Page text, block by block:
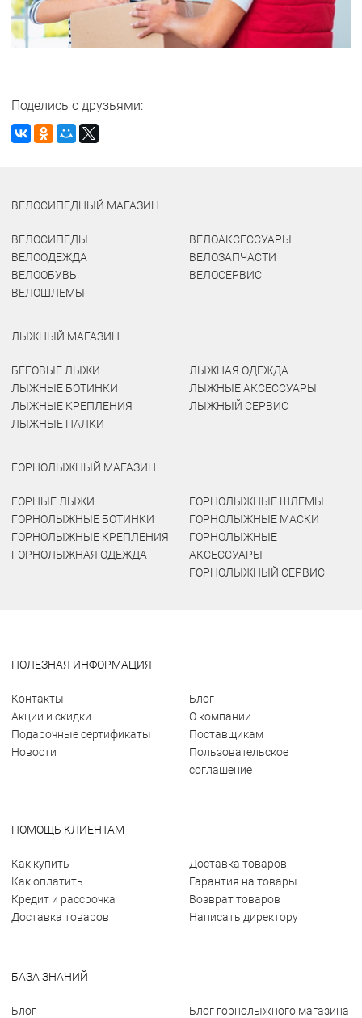
Поделись с друзьями:
ВЕЛОСИПЕДНЫЙ МАГАЗИН
ВЕЛОСИПЕДЫ
ВЕЛООДЕЖДА
ВЕЛООБУВЬ
ВЕЛОШЛЕМЫ
ВЕЛОАКСЕССУАРЫ
ВЕЛОЗАПЧАСТИ
ВЕЛОСЕРВИС
ЛЫЖНЫЙ МАГАЗИН
БЕГОВЫЕ ЛЫЖИ
ЛЫЖНЫЕ БОТИНКИ
ЛЫЖНЫЕ КРЕПЛЕНИЯ
ЛЫЖНЫЕ ПАЛКИ
ЛЫЖНАЯ ОДЕЖДА
ЛЫЖНЫЕ АКСЕССУАРЫ
ЛЫЖНЫЙ СЕРВИС
ГОРНОЛЫЖНЫЙ МАГАЗИН
ГОРНЫЕ ЛЫЖИ
ГОРНОЛЫЖНЫЕ БОТИНКИ
ГОРНОЛЫЖНЫЕ КРЕПЛЕНИЯ
ГОРНОЛЫЖНАЯ ОДЕЖДА
ГОРНОЛЫЖНЫЕ ШЛЕМЫ
ГОРНОЛЫЖНЫЕ МАСКИ
ГОРНОЛЫЖНЫЕ
АКСЕССУАРЫ
ГОРНОЛЫЖНЫЙ СЕРВИС
ПОЛЕЗНАЯ ИНФОРМАЦИЯ
Контакты
Акции и скидки
Подарочные сертификаты
Новости
Блог
О компании
Поставщикам
Пользовательское
соглашение
ПОМОЩЬ КЛИЕНТАМ
Как купить
Как оплатить
Кредит и рассрочка
Доставка товаров
Доставка товаров
Гарантия на товары
Возврат товаров
Написать директору
БАЗА ЗНАНИЙ
Блог
Блог горнолыжного магазина